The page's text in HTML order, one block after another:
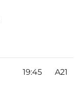
19:45 A21